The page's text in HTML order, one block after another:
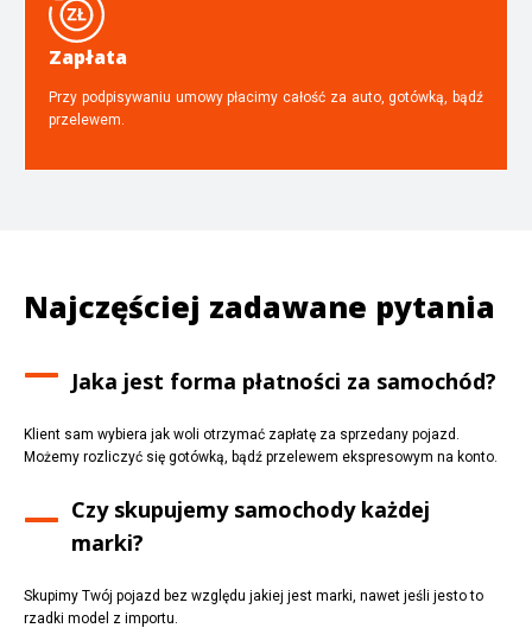
Zapłata
Przy podpisywaniu umowy płacimy całość za auto, gotówką, bądź
przelewem.
Najczęściej zadawane pytania
Jaka jest forma płatności za samochód?
Klient sam wybiera jak woli otrzymać zapłatę za sprzedany pojazd.
Możemy rozliczyć się gotówką, bądź przelewem ekspresowym na konto.
Czy skupujemy samochody każdej
marki?
Skupimy Twój pojazd bez względu jakiej jest marki, nawet jeśli jesto to
rzadki model z importu.